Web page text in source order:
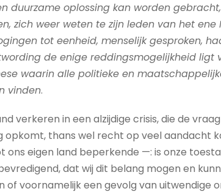
duurzame oplossing kan worden
zich weer weten te zijn leden van het ene
tot eenheid, menselijk gesproken,
de enige reddingsmogelijkheid ligt
waarin alle politieke en
vinden.
verkeren in een alzijdige crisis, die de
opkomt, thans wel recht op veel aandacht
ons eigen land beperkende —: is onze
dat wij dit belang mogen en
of voornamelijk een gevolg van uitwendige